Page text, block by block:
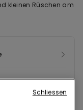
kleinen Rüschen am
Schliessen